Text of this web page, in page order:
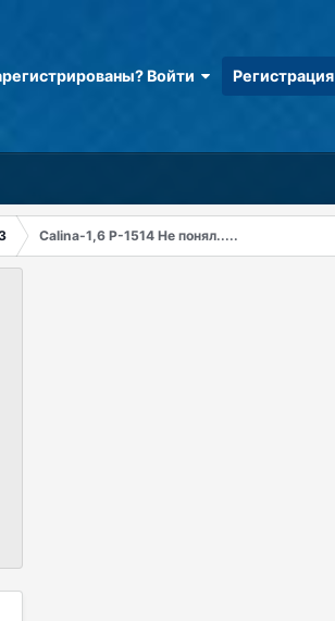
Войти Регистрация
Calina-1,6 P-1514 Не понял.....